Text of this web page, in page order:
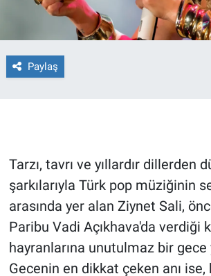
Paylaş
Tarzı, tavrı ve yıllardır dillerden
şarkılarıyla Türk pop müziğinin
arasında yer alan Ziynet Sali,
Paribu Vadi Açıkhava'da verdiği
hayranlarına unutulmaz bir gece
Gecenin en dikkat çeken anı